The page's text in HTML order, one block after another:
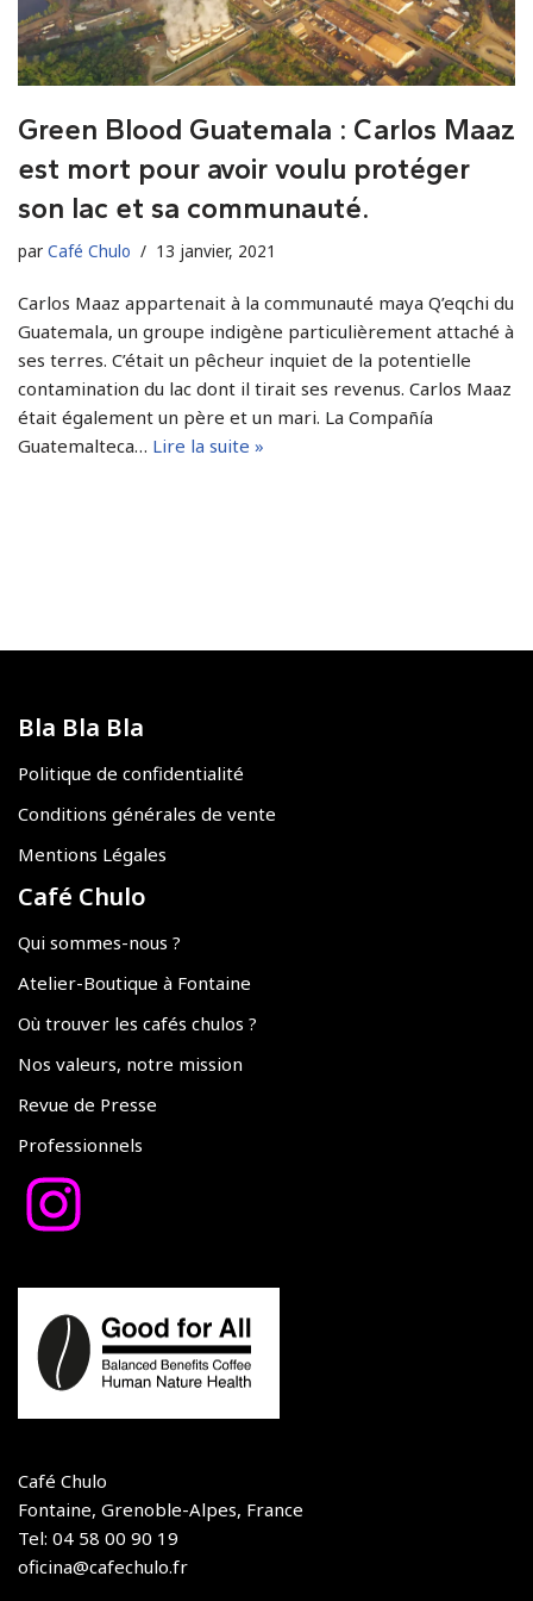
Green Blood Guatemala : Carlos Maaz
est mort pour avoir voulu protéger
son lac et sa communauté.
par Café Chulo 13 janvier, 2021
Carlos Maaz appartenait à la communauté maya Q’eqchi du
Guatemala, un groupe indigène particulièrement attaché à
ses terres. C’était un pêcheur inquiet de la potentielle
contamination du lac dont il tirait ses revenus. Carlos Maaz
était également un père et un mari. La Compañía
Guatemalteca… Lire la suite »
Bla Bla Bla
Politique de confidentialité
Conditions générales de vente
Mentions Légales
Café Chulo
Qui sommes-nous ?
Atelier-Boutique à Fontaine
Où trouver les cafés chulos ?
Nos valeurs, notre mission
Revue de Presse
Professionnels
Café Chulo
Fontaine, Grenoble-Alpes, France
Tel: 04 58 00 90 19
oficina@cafechulo.fr